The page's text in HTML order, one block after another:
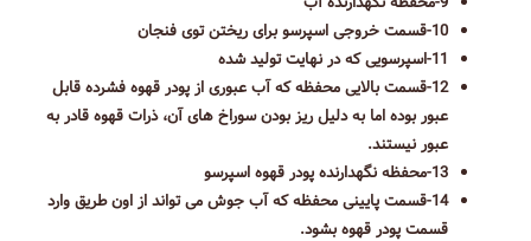
10-قسمت خروجی اسپرسو برای ریختن توی فنجان
11-اسپرسویی که در نهایت تولید شده
12-قسمت بالایی محفظه که آب عبوری از پودر قهوه فشرده قابل
عبور بوده اما به دلیل ریز بودن سوراخ های آن، ذرات قهوه قادر به
عبور نیستند.
13-محفظه نگهدارنده پودر قهوه اسپرسو
14-قسمت پایینی محفظه که آب جوش می تواند از اون طریق وارد
قسمت پودر قهوه بشود.